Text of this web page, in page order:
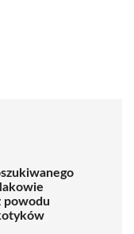
powodu